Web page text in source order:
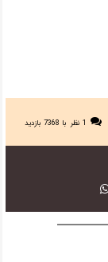
1 نظر با 7368 بازدید